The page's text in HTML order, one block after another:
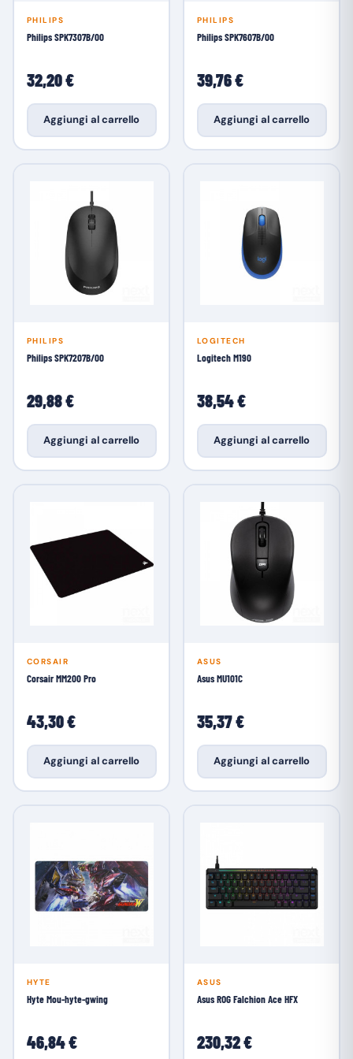
PHILIPS
Philips SPK7307B/00
32,20 €
Aggiungi al carrello
PHILIPS
Philips SPK7607B/00
39,76 €
Aggiungi al carrello
PHILIPS
Philips SPK7207B/00
29,88 €
Aggiungi al carrello
LOGITECH
Logitech M190
38,54 €
Aggiungi al carrello
CORSAIR
Corsair MM200 Pro
43,30 €
Aggiungi al carrello
ASUS
Asus MU101C
35,37 €
Aggiungi al carrello
HYTE
Hyte Mou-hyte-gwing
46,84 €
ASUS
Asus ROG Falchion Ace HFX
230,32 €